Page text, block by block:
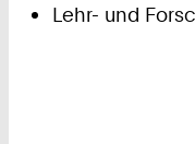
Lehr- und